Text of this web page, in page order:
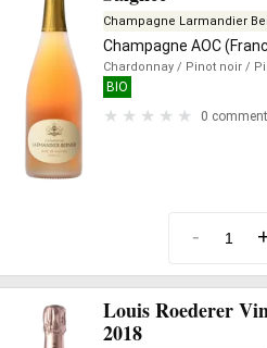
Champagne Larmandier
Champagne AOC
Chardonnay / Pinot noir /
BIO
0
-
Louis Roederer
2018